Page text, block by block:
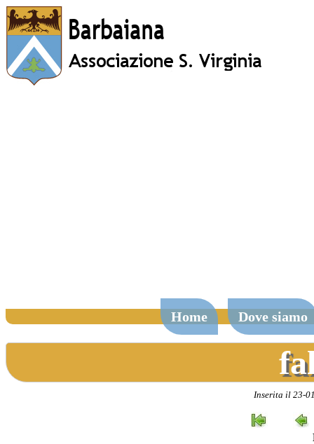
Home Dove siamo
Inserita il 23-